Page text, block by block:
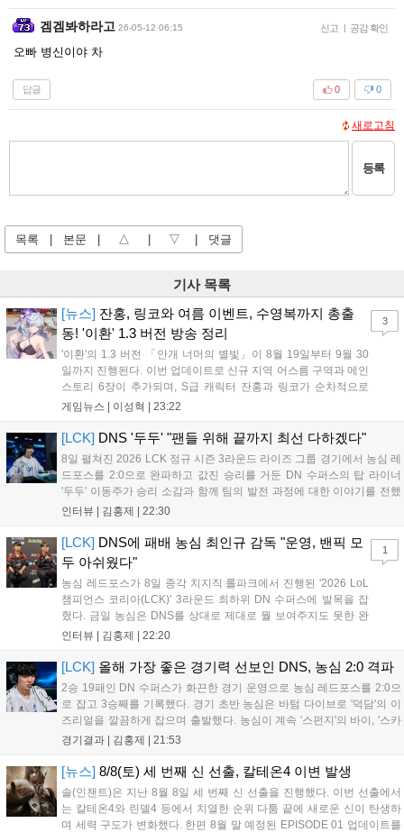
겜겜봐하라고 26-05-12 06:15 신고 | 공감 확인
오빠 병신이야 차
답글 0
0
새로고침
등록
목록 | 본문 | △ | ▽ | 댓글
기사 목록
[뉴스] 잔홍, 링코와 여름 이벤트, 수영복까지 총출
동! '이환' 1.3 버전 방송 정리
'이환'의 1.3 버전 「안개 너머의 별빛」이 8월 19일부터 9월 30
일까지 진행된다. 이번 업데이트로 신규 지역 어스름 구역과 메인
스토리 6장이 추가되며, S급 캐릭터 잔홍과 링코가 순차적으로
등장한다. 여름 시즌을 맞아 비치발리볼, 수상 오토바이 등 다채
의성도 강화된다. 8월 11일까지 사용 가능한 교환 코드 3종이 제
게임뉴스 | 이성혁 | 23:22
3
[LCK] DNS '두두' "팬들 위해 끝까지 최선 다하겠다"
8일 펼쳐진 2026 LCK 정규 시즌 3라운드 라이즈 그룹 경기에서 농심 레
드포스를 2:0으로 완파하고 값진 승리를 거둔 DN 수퍼스의 탑 라이너
'두두' 이동주가 승리 소감과 함께 팀의 발전 과정에 대한 이야기를 전했
다. 먼저 오랜만의 2:0 완승에 대해 '두두'는 "진짜 오랜만에 거둔 2:0 승
인터뷰 | 김홍제 | 22:30
[LCK] DNS에 패배 농심 최인규 감독 "운영, 밴픽 모
두 아쉬웠다"
농심 레드포스가 8일 종각 치지직 롤파크에서 진행된 '2026 LoL
챔피언스 코리아(LCK)' 3라운드 최하위 DN 수퍼스에 발목을 잡
혔다. 금일 농심은 DNS를 상대로 제대로 뭘 보여주지도 못한 완
패를 당하고 말았다. 이하 농심 레드포스 최인규 감독과 '리헨즈'
인규 감독 : 모든 경...
인터뷰 | 김홍제 | 22:20
1
[LCK] 올해 가장 좋은 경기력 선보인 DNS, 농심 2:0 격파
2승 19패인 DN 수퍼스가 화끈한 경기 운영으로 농심 레드포스를 2:0으
로 잡고 3승째를 기록했다. 경기 초반 농심은 바텀 다이브로 '덕담'의 이
즈리얼을 깔끔하게 잡으며 출발했다. 농심이 계속 '스펀지'의 바이, '스카
웃'의 신드라가 맹활약하며 초반부터 잡은 주도권을 계속 잘 굴렸다.
었...
경기결과 | 김홍제 | 21:53
[뉴스] 8/8(토) 세 번째 신 선출, 칼테온4 이변 발생
솔(인챈트)은 지난 8월 8일 세 번째 신 선출을 진행했다. 이번 선출에서
는 칼테온4와 린델4 등에서 치열한 순위 다툼 끝에 새로운 신이 탄생하
며 세력 구도가 변화했다. 한편 8월 말 예정된 EPISODE 01 업데이트를